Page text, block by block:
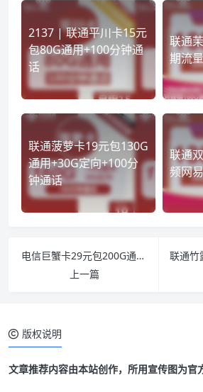
2137 | 联通平川卡15元
包80G通用+100分钟通
话
联通
期流
联通菠萝卡19元包130G
通用+30G定向+100分
钟通话
联通
频网
电信巨蟹卡29元包200G通用+30G定向+400分钟
上一篇
版权说明
文章推荐内容由本站创作，所用宣传图为官